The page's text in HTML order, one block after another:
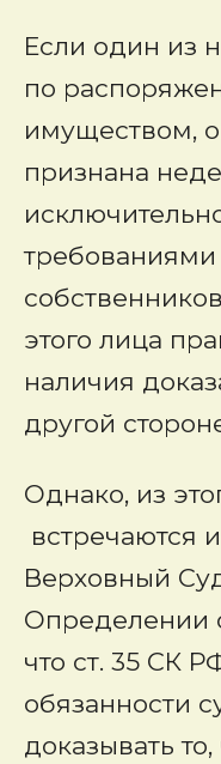
Если один из
по
имуществом,
признана
требованиями
этого лица
наличия
другой
Однако, из
встречаются
Верховный
Определении
что ст. 35 СК
обязанности
доказывать